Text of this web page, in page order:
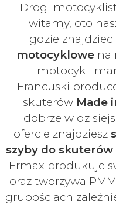
Drogi
witamy, oto
gdzie
motocyklowena
motocykli
Francuski
skuterów Made
dobrze w
ofercie znajdziesz
szyby do skuterów
Ermax produkuje
oraz tworzywa
grubościach